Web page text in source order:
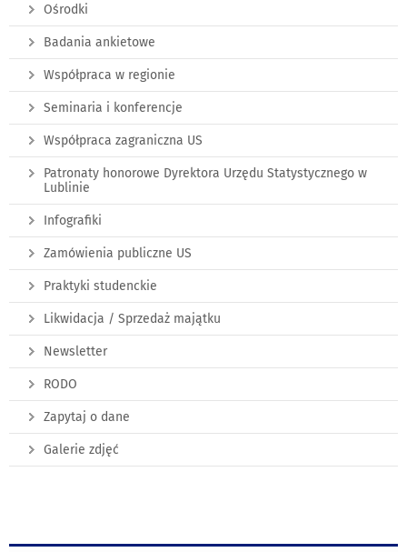
Ośrodki
Badania ankietowe
Współpraca w regionie
Seminaria i konferencje
Współpraca zagraniczna US
Patronaty honorowe Dyrektora Urzędu Statystycznego w
Lublinie
Infografiki
Zamówienia publiczne US
Praktyki studenckie
Likwidacja / Sprzedaż majątku
Newsletter
RODO
Zapytaj o dane
Galerie zdjęć